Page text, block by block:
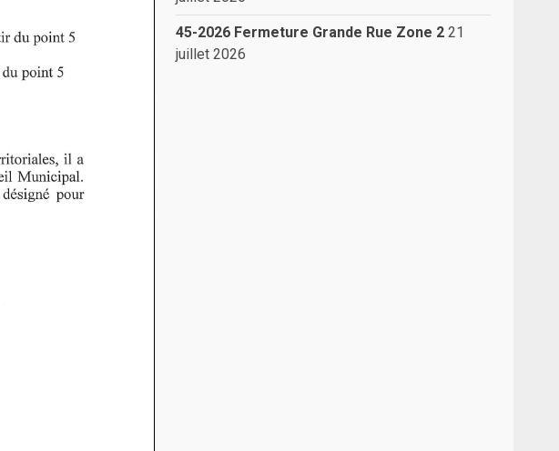
45-2026 Fermeture Grande Rue Zone 2 21
juillet 2026